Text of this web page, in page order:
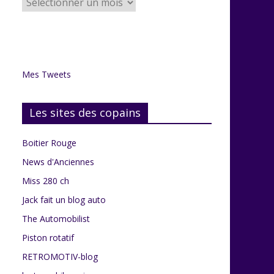
articles
Mes Tweets
Les sites des copains
Boitier Rouge
News d'Anciennes
Miss 280 ch
Jack fait un blog auto
The Automobilist
Piston rotatif
RETROMOTIV-blog